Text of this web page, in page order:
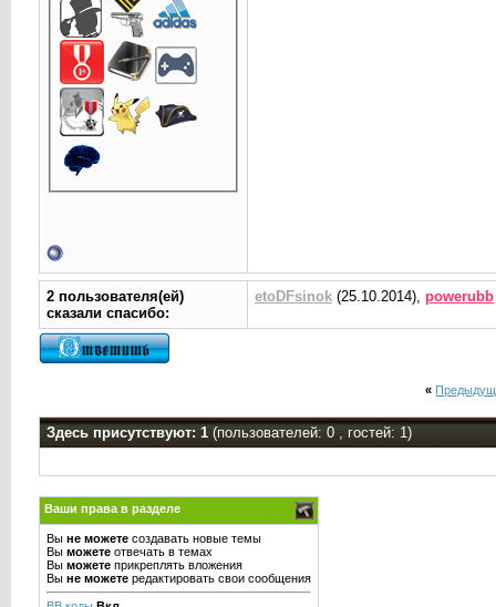
2 пользователя(ей)
сказали cпасибо:
etoDFsinok(25.10.2014), powerubb
«
Здесь присутствуют: 1 (пользователей: 0 , гостей: 1)
Ваши права в разделе
Вы не можетесоздавать новые темы
Вы можетеотвечать в темах
Вы можетеприкреплять вложения
Вы не можетередактировать свои сообщения